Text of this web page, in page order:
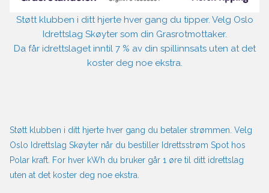
Støtt klubben i ditt hjerte hver gang du tipper. Velg Oslo
Idrettslag Skøyter som din Grasrotmottaker.
Da får idrettslaget inntil 7 % av din spillinnsats uten at det
koster deg noe ekstra.
Støtt klubben i ditt hjerte hver gang du betaler strømmen. Velg
Oslo Idrettslag Skøyter når du bestiller Idrettsstrøm Spot hos
Polar kraft. For hver kWh du bruker går 1 øre til ditt idrettslag
uten at det koster deg noe ekstra.